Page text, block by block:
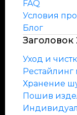
FAQ
Условия
Блог
Заголовок
Уход и
Рестайлинг
Хранение
Пошив